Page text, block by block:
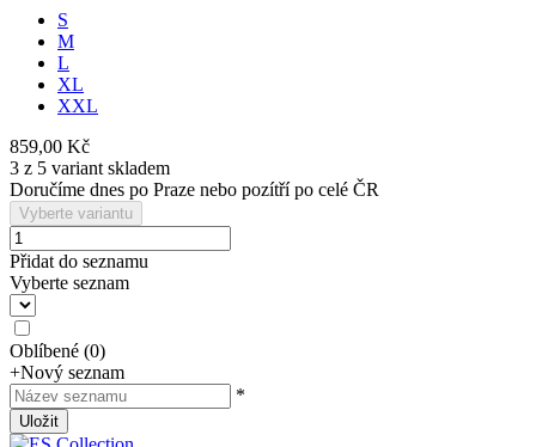
S
M
L
XL
XXL
859,00 Kč
3 z 5 variant skladem
Doručíme dnes po Praze nebo pozítří po celé ČR
Vyberte variantu
Přidat do seznamu
Vyberte seznam
Oblíbené (0)
+Nový seznam
*
Uložit